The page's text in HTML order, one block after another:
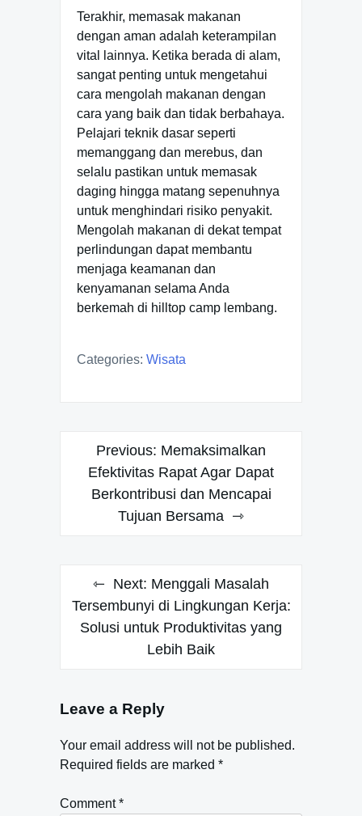
Terakhir, memasak makanan
dengan aman adalah keterampilan
vital lainnya. Ketika berada di alam,
sangat penting untuk mengetahui
cara mengolah makanan dengan
cara yang baik dan tidak berbahaya.
Pelajari teknik dasar seperti
memanggang dan merebus, dan
selalu pastikan untuk memasak
daging hingga matang sepenuhnya
untuk menghindari risiko penyakit.
Mengolah makanan di dekat tempat
perlindungan dapat membantu
menjaga keamanan dan
kenyamanan selama Anda
berkemah di hilltop camp lembang.
Categories: Wisata
Post
navigation
Previous: Memaksimalkan
Efektivitas Rapat Agar Dapat
Berkontribusi dan Mencapai
Tujuan Bersama
Next: Menggali Masalah
Tersembunyi di Lingkungan Kerja:
Solusi untuk Produktivitas yang
Lebih Baik
Leave a Reply
Your email address will not be published.
Required fields are marked *
Comment*